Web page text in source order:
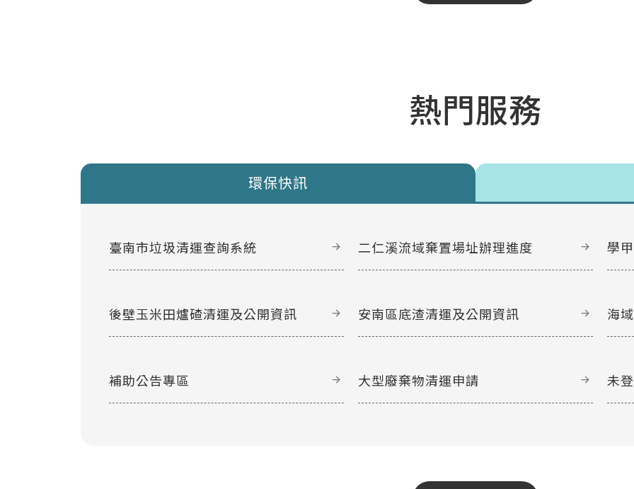
熱門服務
環保快訊
臺南市垃圾清運查詢系統 二仁溪流域棄置場址辦理進度 學
後壁玉米田爐碴清運及公開資訊 安南區底渣清運及公開資訊 海
補助公告專區 大型廢棄物清運申請 未